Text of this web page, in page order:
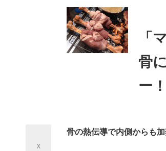
ビジネスと働き方のヒント
ITエンジニア向け専門サイト
「
骨
ー！
X
骨の熱伝導で内側からも